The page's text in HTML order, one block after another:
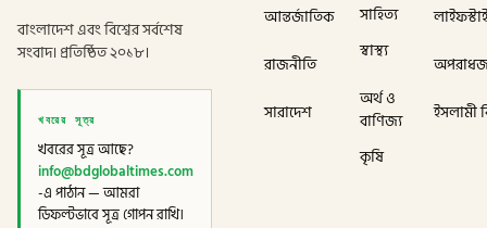
বাংলাদেশ এবং বিশ্বের সর্বশেষ
সংবাদ। প্রতিষ্ঠিত ২০১৮।
খবরের সূত্র
খবরের সূত্র আছে?
info@bdglobaltimes.com
-এ পাঠান — আমরা
ডিফল্টভাবে সূত্র গোপন রাখি।
আন্তর্জাতিক
রাজনীতি
সারাদেশ
সাহিত্য
স্বাস্থ্য
অর্থ ও
বাণিজ্য
কৃষি
ইসলামী